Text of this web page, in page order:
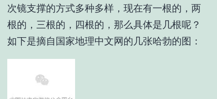
次镜支撑的方式多种多样，现在有一根的，两
根的，三根的，四根的，那么具体是几根呢？
如下是摘自国家地理中文网的几张哈勃的图：